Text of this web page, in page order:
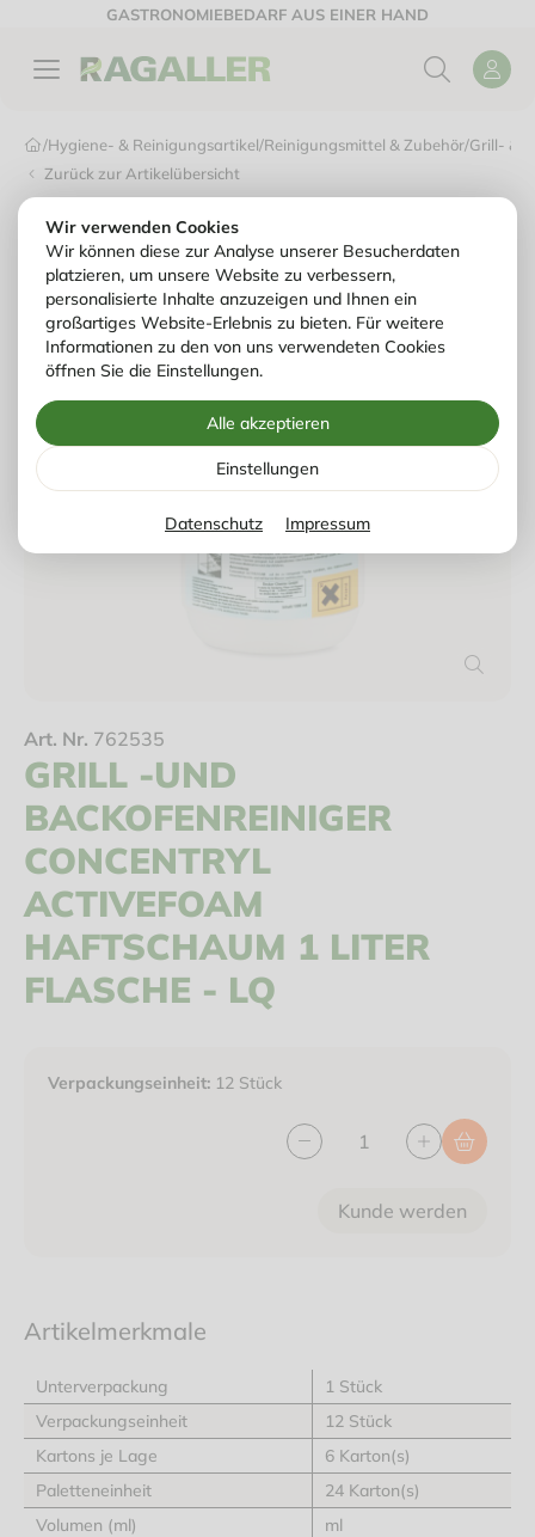
Wir verwenden Cookies
Wir können diese zur Analyse unserer Besucherdaten
platzieren, um unsere Website zu verbessern,
personalisierte Inhalte anzuzeigen und Ihnen ein
großartiges Website-Erlebnis zu bieten. Für weitere
Informationen zu den von uns verwendeten Cookies
öffnen Sie die Einstellungen.
Alle akzeptieren
Einstellungen
Datenschutz Impressum
GASTRONOMIEBEDARF AUS EINER HAND
/Hygiene- & Reinigungsartikel/Reinigungsmittel & Zubehör/Grill- &
Zurück zur Artikelübersicht
Art. Nr. 762535
GRILL -UND
BACKOFENREINIGER
CONCENTRYL
ACTIVEFOAM
HAFTSCHAUM 1 LITER
FLASCHE - LQ
Verpackungseinheit: 12 Stück
Kunde werden
Artikelmerkmale
Unterverpackung
1 Stück
Verpackungseinheit
12 Stück
Kartons je Lage
6 Karton(s)
Paletteneinheit
24 Karton(s)
Volumen (ml)
ml